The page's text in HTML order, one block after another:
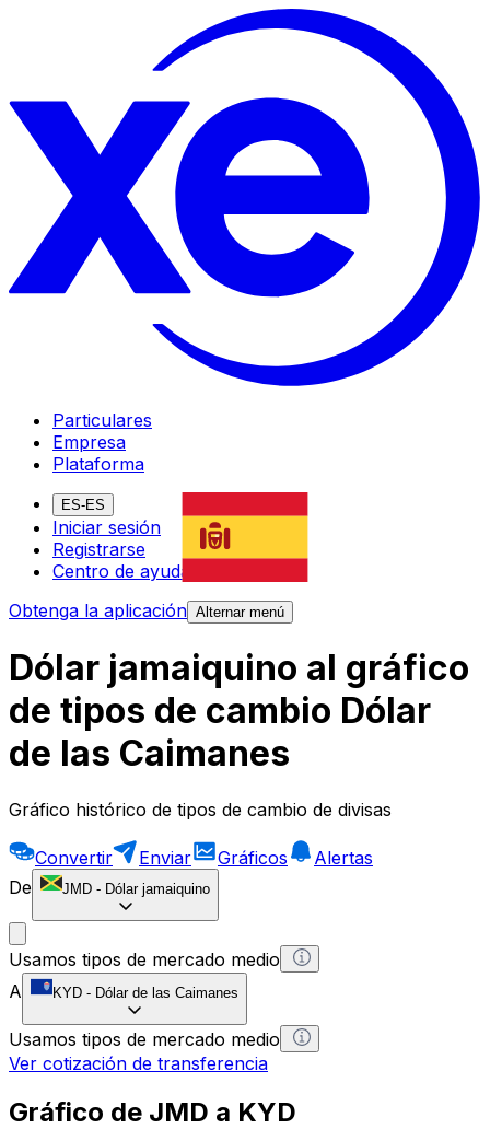
Particulares
Empresa
Plataforma
ES-ES
Iniciar sesión
Registrarse
Centro de ayuda
Obtenga la aplicación Alternar menú
Dólar jamaiquino al gráfico
de tipos de cambio Dólar
de las Caimanes
Gráfico histórico de tipos de cambio de divisas
Convertir Enviar Gráficos
Alertas
De
JMD - Dólar jamaiquino
Usamos tipos de mercado medio
A
KYD - Dólar de las Caimanes
Usamos tipos de mercado medio
Ver cotización de transferencia
Gráfico de JMD a KYD